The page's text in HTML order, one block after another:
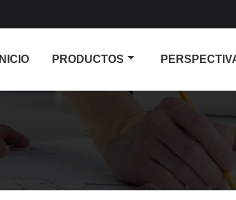
INICIO PRODUCTOS